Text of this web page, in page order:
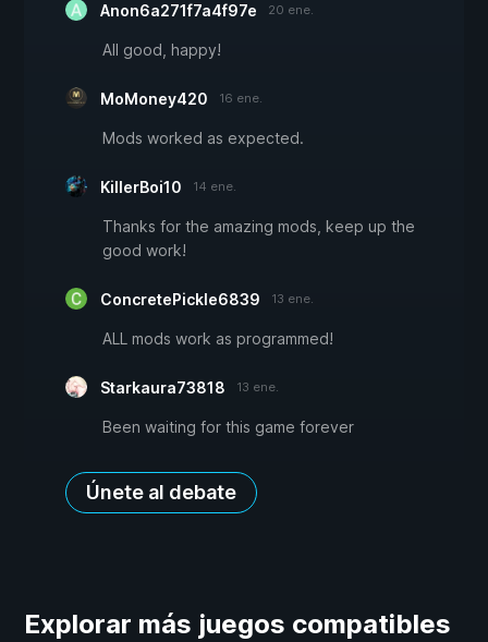
Anon6a271f7a4f97e 20 ene.
All good, happy!
MoMoney420 16 ene.
Mods worked as expected.
KillerBoi10 14 ene.
Thanks for the amazing mods, keep up the
good work!
ConcretePickle6839 13 ene.
ALL mods work as programmed!
Starkaura73818 13 ene.
Been waiting for this game forever
Únete al debate
Explorar más juegos compatibles